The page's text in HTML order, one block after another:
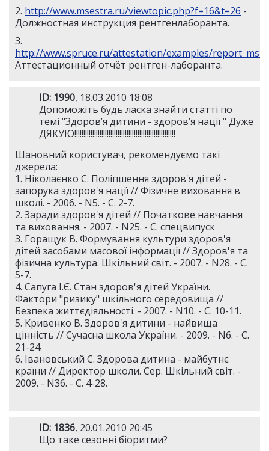
2. http://www.msestra.ru/viewtopic.php?f=16&t=26 -
Должностная инструкция рентгенлаборанта.
3.
http://www.spruce.ru/attestation/examples/
Аттестационный отчёт рентген-лаборанта.
ID: 1990, 18.03.2010 18:08
Допоможіть будь ласка знайти статті по
темі "Здоров’я дитини - здоров’я нації " Дуже
ДЯКУЮ!!!!!!!!!!!!!!!!!!!!!!!!!!!!!!!!!!!!!!!!!!!!!!!!!!!!!!!!
Шановний користувач, рекомендуємо такі
джерела:
1. Ніколаєнко С. Поліпшення здоров'я дітей -
запорука здоров'я нації // Фізичне виховання в
школі. - 2006. - N5. - С. 2-7.
2. Заради здоров'я дітей // Початкове навчання
та виховання. - 2007. - N25. - С. спецвипуск
3. Горащук В. Формування культури здоров'я
дітей засобами масової інформації // Здоров'я та
фізична культура. Шкільний світ. - 2007. - N28. - С.
5-7.
4. Сапуга І.Є. Стан здоров'я дітей України.
Фактори "ризику" шкільного середовища //
Безпека життєдіяльності. - 2007. - N10. - С. 10-11.
5. Кривенко В. Здоров'я дитини - найвища
цінність // Сучасна школа України. - 2009. - N6. - С.
21-24.
6. Івановський С. Здорова дитина - майбутнє
країни // Директор школи. Сер. Шкільний світ. -
2009. - N36. - С. 4-28.
ID: 1836, 20.01.2010 20:45
Що таке сезонні біоритми?